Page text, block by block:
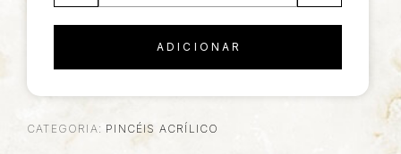
ADICIONAR
CATEGORIA: PINCÉIS ACRÍLICO